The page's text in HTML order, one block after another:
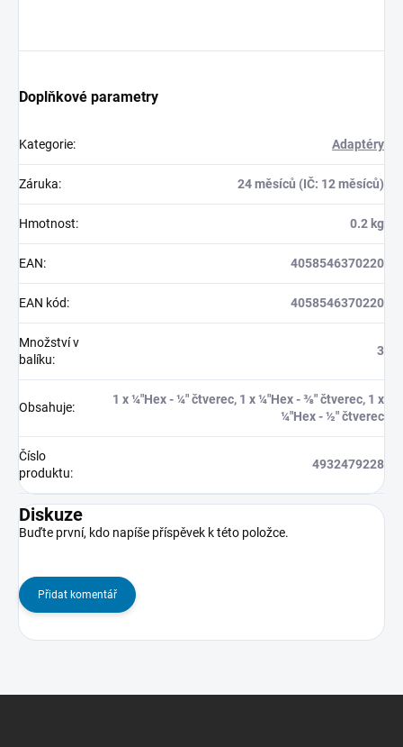
Doplňkové parametry
Kategorie: Adaptéry
Záruka: 24 měsíců (IČ: 12 měsíců)
Hmotnost: 0.2 kg
EAN: 4058546370220
EAN kód: 4058546370220
Množství v
balíku:
3
Obsahuje:
1 x ¼″Hex - ¼″ čtverec, 1 x ¼″Hex - ⅜″ čtverec, 1 x
¼″Hex - ½″ čtverec
Číslo
produktu:
4932479228
Diskuze
Buďte první, kdo napíše příspěvek k této položce.
Přidat komentář